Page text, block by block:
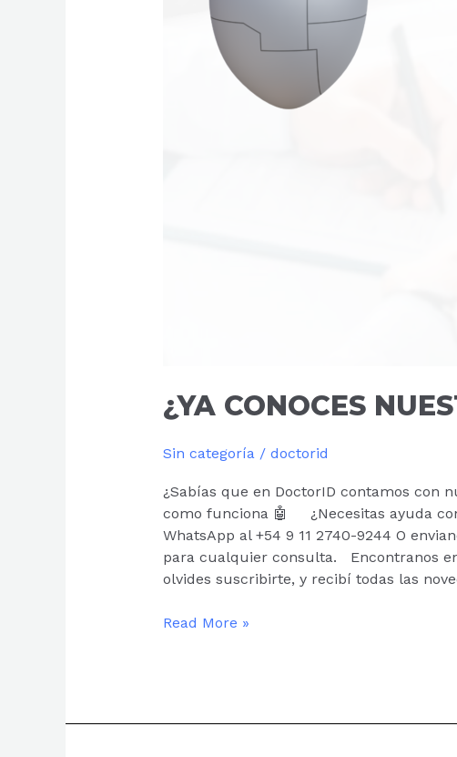
¿YA CONOCES
Sin categoría / doctorid
¿Sabías que en DoctorID contamos con
como funciona 🤖 ¿Necesitas ayuda
WhatsApp al +54 9 11 2740-9244 O
para cualquier consulta. Encontranos
olvides suscribirte, y recibí todas las
Read More »